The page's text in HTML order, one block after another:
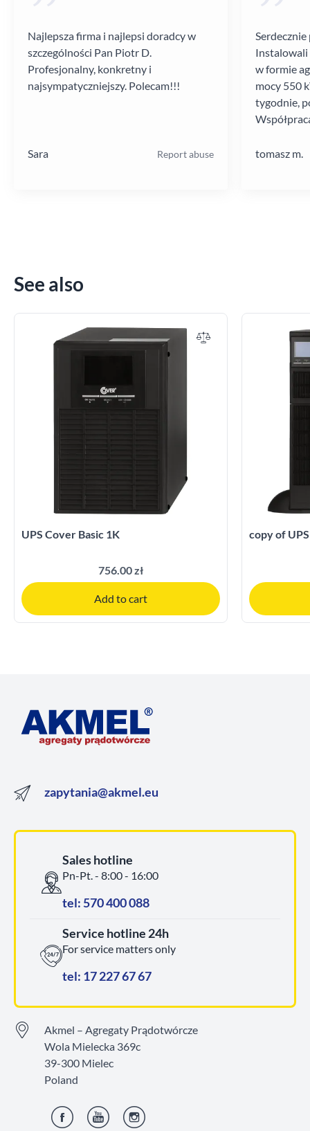
Najlepsza firma i najlepsi doradcy w
szczególności Pan Piotr D.
Profesjonalny, konkretny i
najsympatyczniejszy. Polecam!!!
Sara Report abuse
Instalowali
w formie
mocy 550
tygodnie,
tomasz m.
See also
UPS Cover Basic 1K
756.00 zł
Add to cart
copy of
zapytania@akmel.eu
Sales hotline
Pn-Pt. - 8:00 - 16:00
tel: 570 400 088
Service hotline 24h
For service matters only
tel: 17 227 67 67
Akmel – Agregaty Prądotwórcze
Wola Mielecka 369c
39-300 Mielec
Poland